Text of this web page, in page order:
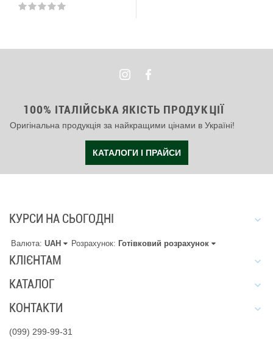
100% ІТАЛІЙСЬКА ЯКІСТЬ ПРОДУКЦІЇ
Оригінальна продукція за найкращими цінами в Україні!
КАТАЛОГИ І ПРАЙСИ
КУРСИ НА СЬОГОДНІ
Валюта: UAH Розрахунок: Готівковий розрахунок
КЛІЄНТАМ
КАТАЛОГ
КОНТАКТИ
(099) 299-99-31